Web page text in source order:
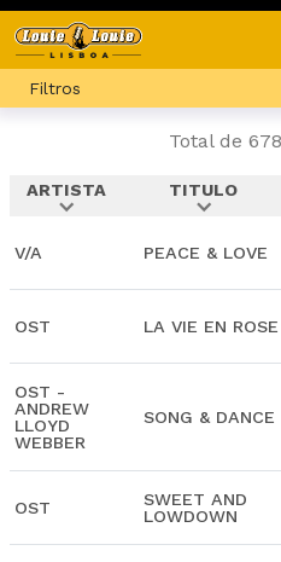
Filtros
Total de
ARTISTA
expand_more
TITULO
expand_more
V/A PEACE & LOVE
OST LA VIE EN ROSE
OST -
ANDREW
LLOYD
WEBBER
SONG & DANCE
OST
SWEET AND
LOWDOWN